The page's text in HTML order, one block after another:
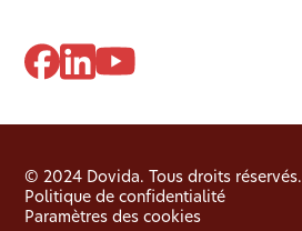
© 2024 Dovida. Tous droits réservés.
Politique de confidentialité
Paramètres des cookies